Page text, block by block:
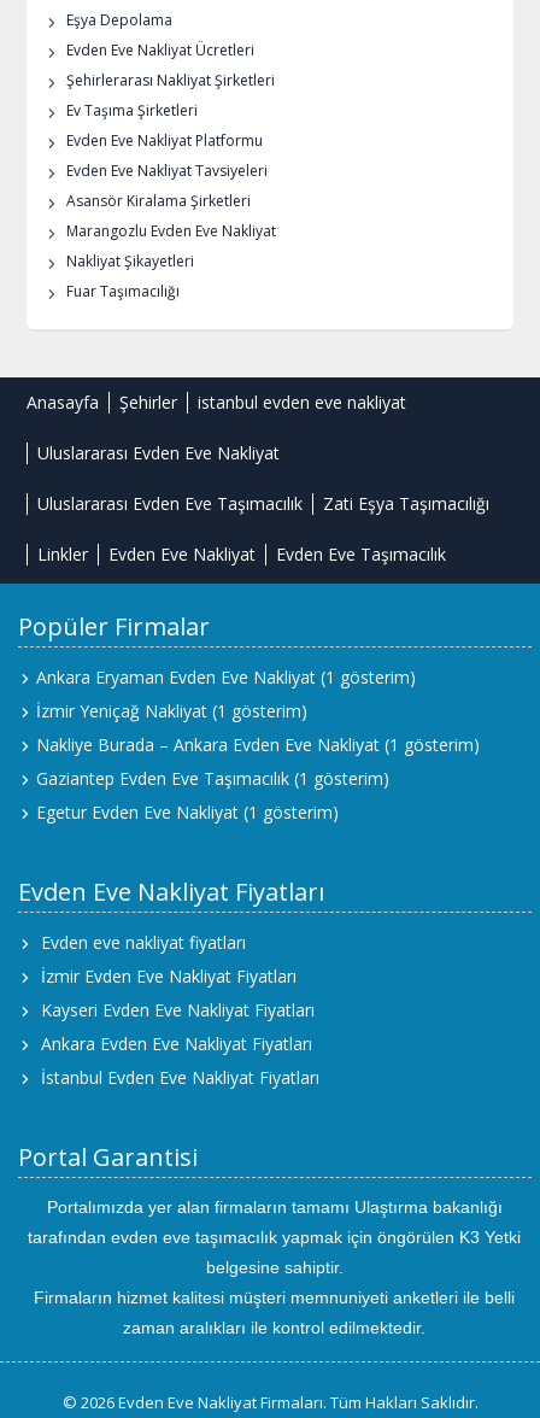
Eşya Depolama
Evden Eve Nakliyat Ücretleri
Şehirlerarası Nakliyat Şirketleri
Ev Taşıma Şirketleri
Evden Eve Nakliyat Platformu
Evden Eve Nakliyat Tavsiyeleri
Asansör Kiralama Şirketleri
Marangozlu Evden Eve Nakliyat
Nakliyat Şikayetleri
Fuar Taşımacılığı
Anasayfa Şehirler istanbul evden eve nakliyat
Uluslararası Evden Eve Nakliyat
Uluslararası Evden Eve Taşımacılık Zati Eşya Taşımacılığı
Linkler Evden Eve Nakliyat Evden Eve Taşımacılık
Popüler Firmalar
Ankara Eryaman Evden Eve Nakliyat (1 gösterim)
İzmir Yeniçağ Nakliyat (1 gösterim)
Nakliye Burada – Ankara Evden Eve Nakliyat (1 gösterim)
Gaziantep Evden Eve Taşımacılık (1 gösterim)
Egetur Evden Eve Nakliyat (1 gösterim)
Evden Eve Nakliyat Fiyatları
Evden eve nakliyat fiyatları
İzmir Evden Eve Nakliyat Fiyatları
Kayseri Evden Eve Nakliyat Fiyatları
Ankara Evden Eve Nakliyat Fiyatları
İstanbul Evden Eve Nakliyat Fiyatları
Portal Garantisi
Portalımızda yer alan firmaların tamamı Ulaştırma bakanlığı
tarafından evden eve taşımacılık yapmak için öngörülen K3 Yetki
belgesine sahiptir.
Firmaların hizmet kalitesi müşteri memnuniyeti anketleri ile belli
zaman aralıkları ile kontrol edilmektedir.
© 2026 Evden Eve Nakliyat Firmaları. Tüm Hakları Saklıdır.